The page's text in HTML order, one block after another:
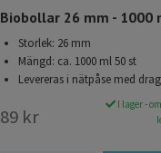
Biobollar 26 mm - 1000
Storlek: 26 mm
Mängd: ca. 1000 ml 50 st
Levereras i nätpåse med
89 kr
I lager -